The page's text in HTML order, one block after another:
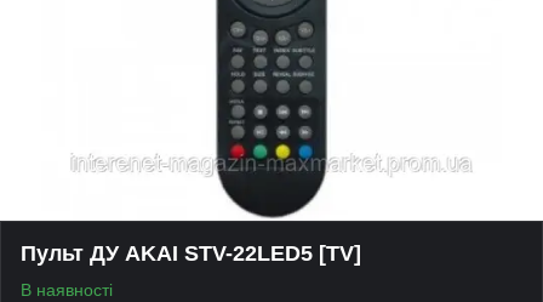
Пульт ДУ AKAI STV-22LED5 [TV]
В наявності